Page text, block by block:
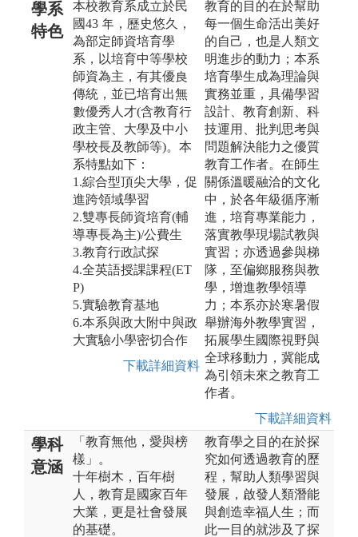
學系
特色
本校教育系成立於民
國43 年，歷史悠久，
為部定師資培育學
系，以培育中等學校
師資為主，有其優良
傳統，並已培育出無
數優秀人才(含教育行
政主管、大學及中小
學校長及教師等)。本
系特點如下：
1.綜合型頂尖大學，促
進跨領域學習
2.雙專長師資培育(輔
導專長為主)/公費生
3.教育行政試探
4.全英語授課課程(ET
P)
5.實驗教育基地
6.本系與政大附中與政
大實驗小學密切合作
下載詳細資料
教育的目的在於幫助
每一個生命活出美好
的自己，也是人類文
明進步的動力；本系
培育學生成為理論與
實務並重，具備學習
設計、教育創新、科
技運用、批判思考與
問題解決能力之優質
教育工作者。在師生
關係溫暖融洽的文化
中，於各年級循序漸
進，培育專業能力，
落實教學現場試教與
實習；亦透過參與梯
隊，至偏鄉服務與教
學，增進教學領導
力；本系亦於寒暑假
舉辦海外教學實習，
拓展學生國際視野與
全球移動力，冀能成
為引領未來之教育工
作者。
下載詳細資料
學科
意涵
「教育無他，愛與榜
樣」。
十年樹木，百年樹
人，教育是國家百年
大業，更是社會發展
的基礎。
教育學之目的在於探
究如何透過教育的歷
程，幫助人類學習與
發展，啟發人類潛能
與創造幸福人生；而
此一目的就涉及了探